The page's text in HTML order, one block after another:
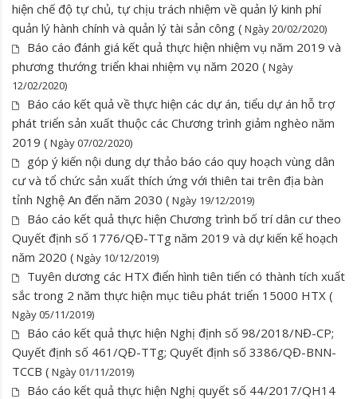
hiện chế độ tự chủ, tự chịu trách nhiệm về quản lý kinh phí
quản lý hành chính và quản lý tài sản công ( Ngày 20/02/2020)
Báo cáo đánh giá kết quả thực hiện nhiệm vụ năm 2019 và
phương thướng triển khai nhiệm vụ năm 2020 ( Ngày
12/02/2020)
Báo cáo kết quả về thực hiện các dự án, tiểu dự án hỗ trợ
phát triển sản xuất thuộc các Chương trình giảm nghèo năm
2019 ( Ngày 07/02/2020)
góp ý kiến nội dung dự thảo báo cáo quy hoạch vùng dân
cư và tổ chức sản xuất thích ứng với thiên tai trên địa bàn
tỉnh Nghệ An đến năm 2030 ( Ngày 19/12/2019)
Báo cáo kết quả thực hiện Chương trình bố trí dân cư theo
Quyết định số 1776/QĐ-TTg năm 2019 và dự kiến kế hoạch
năm 2020 ( Ngày 10/12/2019)
Tuyên dương các HTX điển hình tiên tiến có thành tích xuất
sắc trong 2 năm thực hiện mục tiêu phát triển 15000 HTX (
Ngày 05/11/2019)
Báo cáo kết quả thực hiện Nghị định số 98/2018/NĐ-CP;
Quyết định số 461/QĐ-TTg; Quyết định số 3386/QĐ-BNN-
TCCB ( Ngày 01/11/2019)
Báo cáo kết quả thực hiện Nghị quyết số 44/2017/QH14